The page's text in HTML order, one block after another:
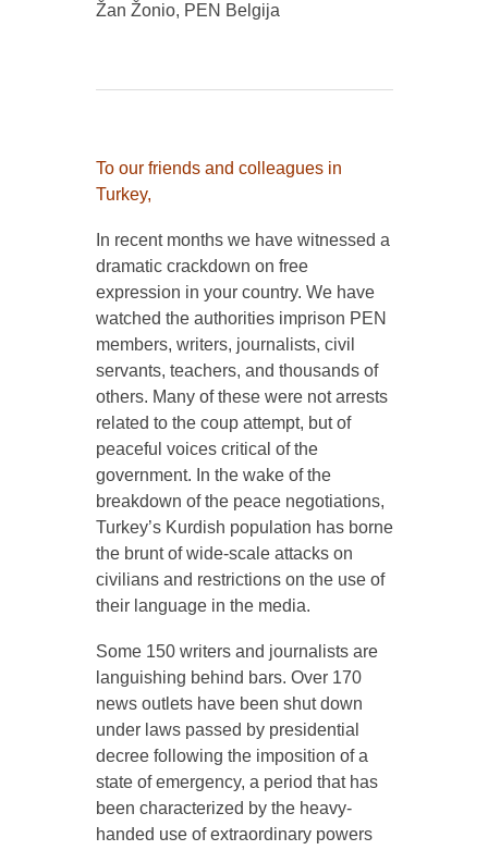
Žan Žonio, PEN Belgija
To our friends and colleagues in
Turkey,
In recent months we have witnessed a
dramatic crackdown on free
expression in your country. We have
watched the authorities imprison PEN
members, writers, journalists, civil
servants, teachers, and thousands of
others. Many of these were not arrests
related to the coup attempt, but of
peaceful voices critical of the
government. In the wake of the
breakdown of the peace negotiations,
Turkey’s Kurdish population has borne
the brunt of wide-scale attacks on
civilians and restrictions on the use of
their language in the media.
Some 150 writers and journalists are
languishing behind bars. Over 170
news outlets have been shut down
under laws passed by presidential
decree following the imposition of a
state of emergency, a period that has
been characterized by the heavy-
handed use of extraordinary powers